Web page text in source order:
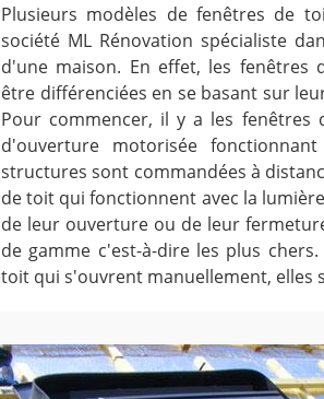
Plusieurs modèles de fenêtres de
société ML Rénovation spécialiste
d'une maison. En effet, les fenêtres
être différenciées en se basant sur
Pour commencer, il y a les fenêtres
d'ouverture motorisée
structures sont commandées à
de toit qui fonctionnent avec la
de leur ouverture ou de leur
de gamme c'est-à-dire les plus
toit qui s'ouvrent manuellement, elles